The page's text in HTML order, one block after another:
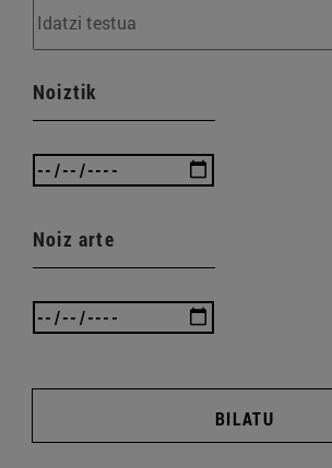
Noiztik
Noiz arte
BILATU